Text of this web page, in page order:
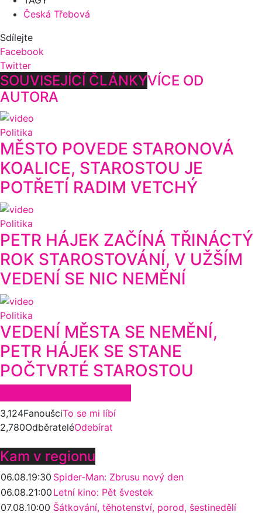
Česká Třebová
Sdílejte
Facebook
Twitter
SOUVISEJÍCÍ ČLÁNKYVÍCE OD
AUTORA
Politika
MĚSTO POVEDE STARONOVÁ
KOALICE, STAROSTOU JE
POTŘETÍ RADIM VETCHÝ
Politika
PETR HÁJEK ZAČÍNÁ TŘINÁCTÝ
ROK STAROSTOVÁNÍ, V UŽŠÍM
VEDENÍ SE NIC NEMĚNÍ
Politika
VEDENÍ MĚSTA SE NEMĚNÍ,
PETR HÁJEK SE STANE
POČTVRTÉ STAROSTOU
3,124FanoušciTo se mi líbí
2,780OdběrateléOdebírat
Kam v regionu
06.08.19:30 Spider-Man: Zbrusu nový den
06.08.21:00 Letní kino: Pět švestek
07.08.10:00 Šátkování, těhotenství, porod, šestinedělí